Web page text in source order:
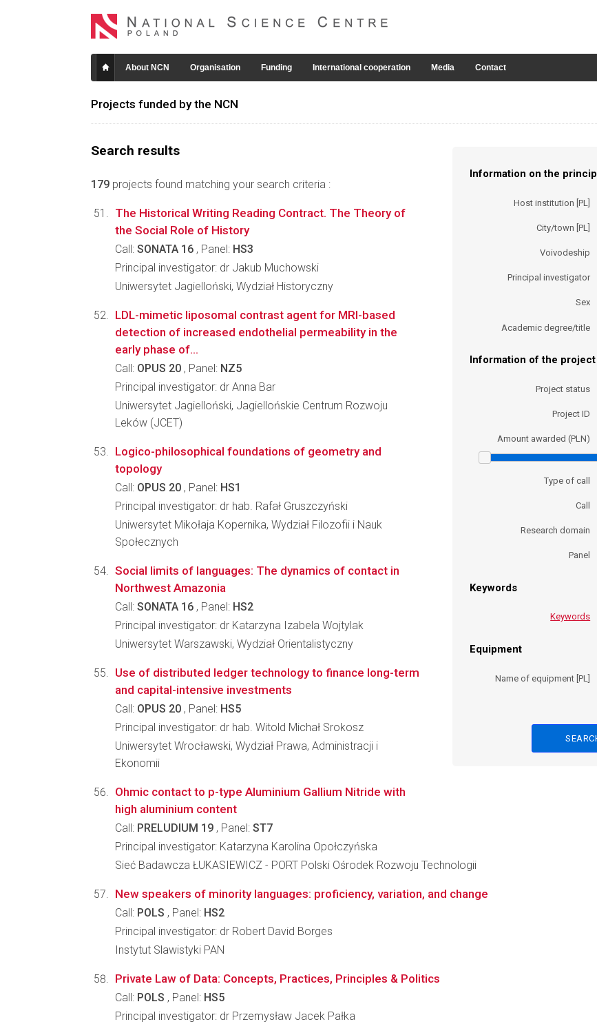
About NCN Organisation Funding International cooperation Media Contact
Projects funded by the NCN
Search results
179 projects found matching your search criteria :
Information on the
Host institution [PL]
City/town [PL]
Voivodeship
Principal investigator
Sex
Academic degree/title
Information of the
Project status
Project ID
Amount awarded (PLN)
Type of call
Call
Research domain
Panel
Keywords
Keywords
Equipment
Name of equipment [PL]
The Historical Writing Reading Contract. The Theory of
the Social Role of History
Call: SONATA 16 , Panel: HS3
Principal investigator: dr Jakub Muchowski
Uniwersytet Jagielloński, Wydział Historyczny
LDL-mimetic liposomal contrast agent for MRI-based
detection of increased endothelial permeability in the
early phase of...
Call: OPUS 20 , Panel: NZ5
Principal investigator: dr Anna Bar
Uniwersytet Jagielloński, Jagiellońskie Centrum Rozwoju
Leków (JCET)
Logico-philosophical foundations of geometry and
topology
Call: OPUS 20 , Panel: HS1
Principal investigator: dr hab. Rafał Gruszczyński
Uniwersytet Mikołaja Kopernika, Wydział Filozofii i Nauk
Społecznych
Social limits of languages: The dynamics of contact in
Northwest Amazonia
Call: SONATA 16 , Panel: HS2
Principal investigator: dr Katarzyna Izabela Wojtylak
Uniwersytet Warszawski, Wydział Orientalistyczny
Use of distributed ledger technology to finance long-term
and capital-intensive investments
Call: OPUS 20 , Panel: HS5
Principal investigator: dr hab. Witold Michał Srokosz
Uniwersytet Wrocławski, Wydział Prawa, Administracji i
Ekonomii
Ohmic contact to p-type Aluminium Gallium Nitride with
high aluminium content
Call: PRELUDIUM 19 , Panel: ST7
Principal investigator: Katarzyna Karolina Opołczyńska
Sieć Badawcza ŁUKASIEWICZ - PORT Polski Ośrodek Rozwoju Technologii
New speakers of minority languages: proficiency, variation, and change
Call: POLS , Panel: HS2
Principal investigator: dr Robert David Borges
Instytut Slawistyki PAN
Private Law of Data: Concepts, Practices, Principles & Politics
Call: POLS , Panel: HS5
Principal investigator: dr Przemysław Jacek Pałka